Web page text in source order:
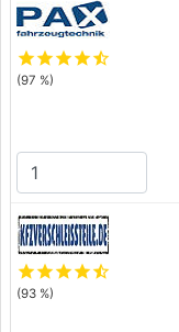
starstarstarstarstar_half
(97 %)
starstarstarstarstar_half
(93 %)